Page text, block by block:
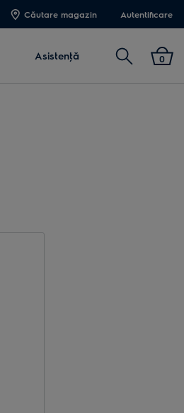
Căutare magazin Autentificare
Asistenţă Cautare 0